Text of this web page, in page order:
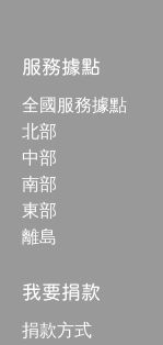
服務據點
全國服務據點
北部
中部
南部
東部
離島
我要捐款
捐款方式